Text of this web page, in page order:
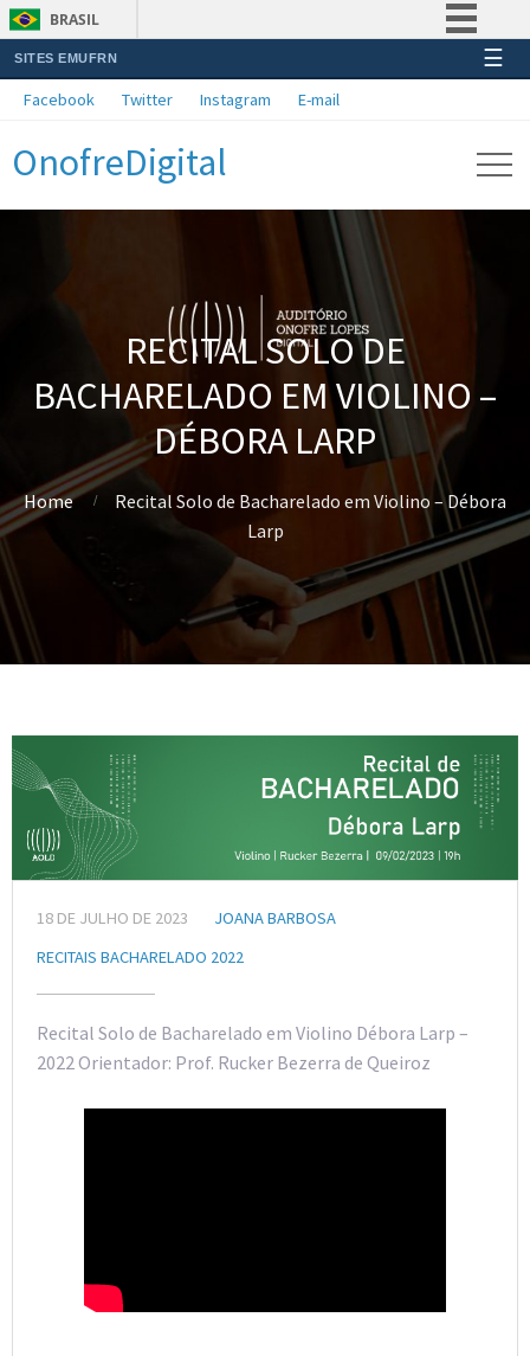
BRASIL
Simplifique!
Acesso à informação
Legislação
Canais
SITES EMUFRN ☰
Facebook Twitter Instagram E-mail
OnofreDigital
RECITAL SOLO DE
BACHARELADO EM VIOLINO –
DÉBORA LARP
Home
Recital Solo de Bacharelado em Violino – Débora
Larp
18 DE JULHO DE 2023
JOANA BARBOSA
RECITAIS BACHARELADO 2022
Recital Solo de Bacharelado em Violino Débora Larp –
2022 Orientador: Prof. Rucker Bezerra de Queiroz